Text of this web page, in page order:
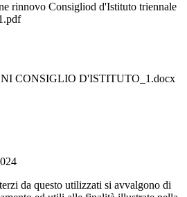
rinnovo Consigliod d'Istituto triennale
CONSIGLIO D'ISTITUTO_1.docx
da questo utilizzati si avvalgono di